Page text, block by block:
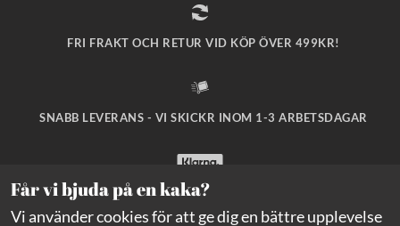
FRI FRAKT OCH RETUR VID KÖP ÖVER 499KR!
SNABB LEVERANS - VI SKICKR INOM 1-3 ARBETSDAGAR
SÄKRA BETALNINGAR MED KLARNA CHECKOUT!
Får vi bjuda på en kaka?
Vi använder cookies för att ge dig en bättre upplevelse